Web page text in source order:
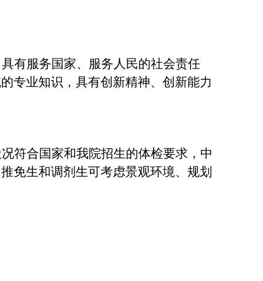
有服务国家、服务人民的社会责任
专业知识，具有创新精神、创新能力
符合国家和我院招生的体检要求，中
免生和调剂生可考虑景观环境、规划